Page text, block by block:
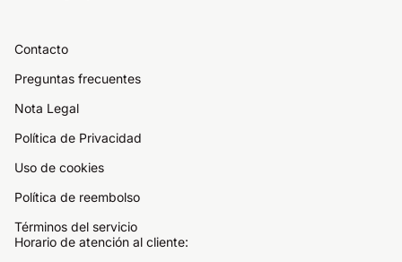
Contacto
Preguntas frecuentes
Nota Legal
Política de Privacidad
Uso de cookies
Política de reembolso
Términos del servicio
Horario de atención al cliente: